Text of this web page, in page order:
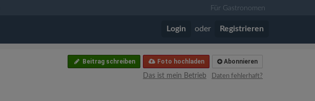
Für Gastronomen
Login oder Registrieren
Abonnieren
Foto hochladen
Beitrag schreiben
Daten fehlerhaft?
Das ist mein Betrieb